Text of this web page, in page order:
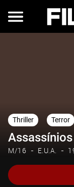
Thriller Terror
M/16 E.U.A.